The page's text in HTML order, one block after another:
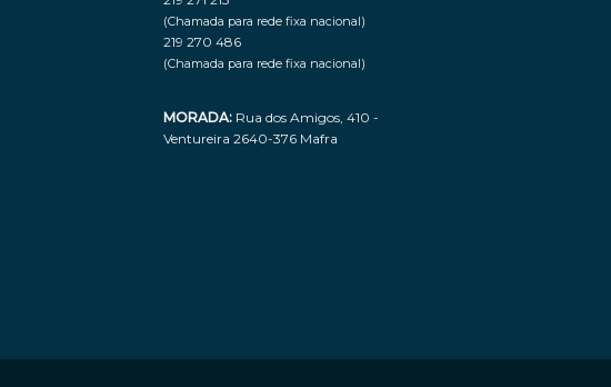
(Chamada para rede fixa nacional)
219 270 486
(Chamada para rede fixa nacional)
MORADA: Rua dos Amigos, 410 -
Ventureira 2640-376 Mafra